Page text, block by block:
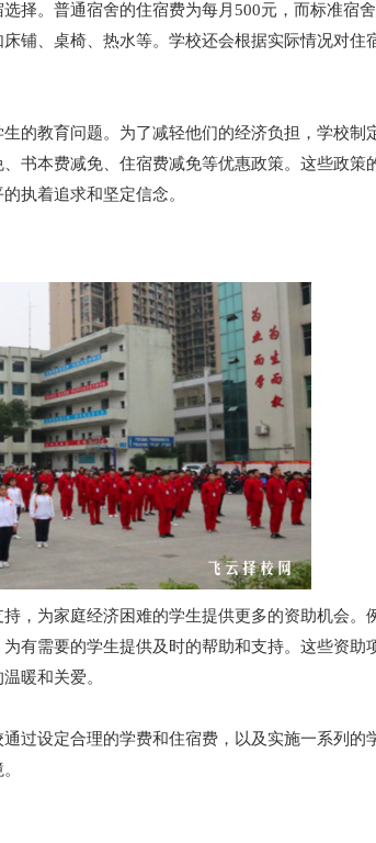
择。普通宿舍的住宿费为每月500元，而标准宿
铺、桌椅、热水等。学校还会根据实际情况对住
的教育问题。为了减轻他们的经济负担，学校制
书本费减免、住宿费减免等优惠政策。这些政策
执着追求和坚定信念。
，为家庭经济困难的学生提供更多的资助机会。
有需要的学生提供及时的帮助和支持。这些资助
暖和关爱。
过设定合理的学费和住宿费，以及实施一系列的